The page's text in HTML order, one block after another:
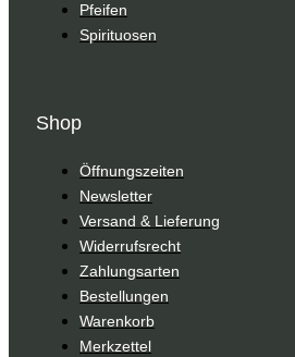
Pfeifen
Spirituosen
Shop
Öffnungszeiten
Newsletter
Versand & Lieferung
Widerrufsrecht
Zahlungsarten
Bestellungen
Warenkorb
Merkzettel